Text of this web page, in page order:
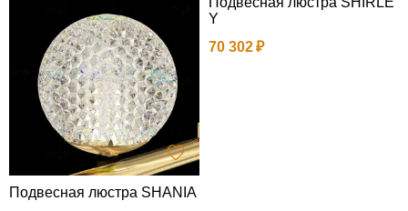
Подвесная люстра SHANIA
Y
70 302